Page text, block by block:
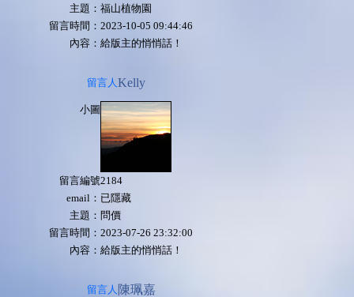
主題： 福山植物園
留言時間： 2023-10-05 09:44:46
內容： 給版主的悄悄話！
留言人Kelly
小圖
留言編號2184
email： 已隱藏
主題： 問價
留言時間： 2023-07-26 23:32:00
內容： 給版主的悄悄話！
留言人 陳珮嘉